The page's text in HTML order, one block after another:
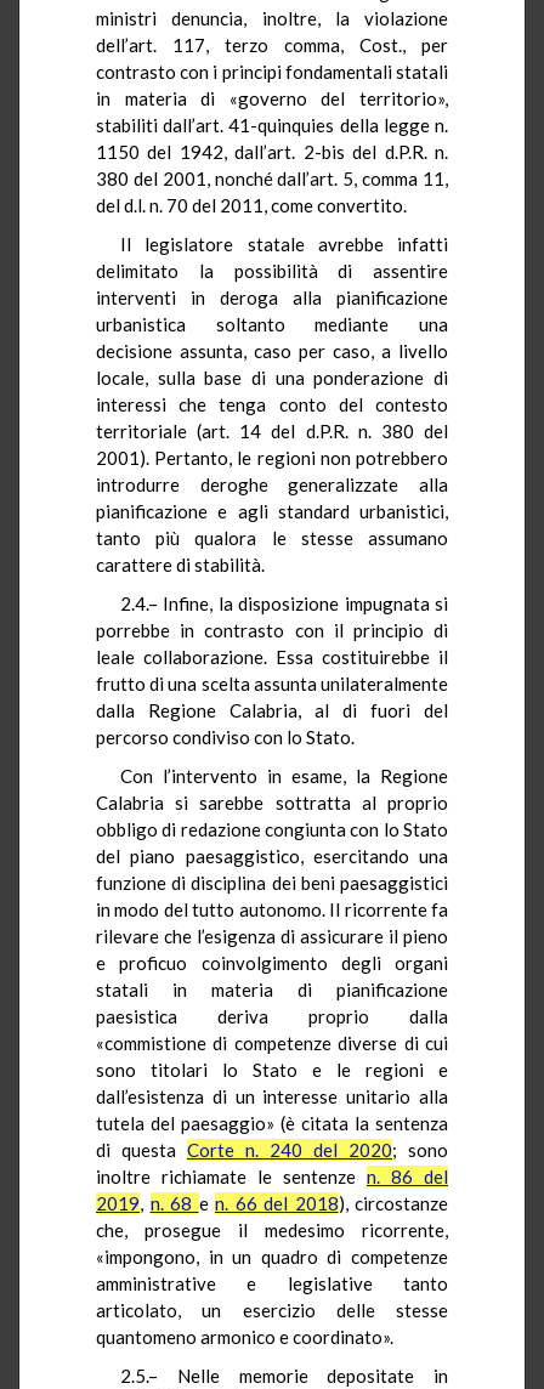
ministri denuncia, inoltre, la violazione
dell’art. 117, terzo comma, Cost., per
contrasto con i principi fondamentali statali
in materia di «governo del territorio»,
stabiliti dall’art. 41-quinquies della legge n.
1150 del 1942, dall’art. 2-bis del d.P.R. n.
380 del 2001, nonché dall’art. 5, comma 11,
del d.l. n. 70 del 2011, come convertito.
Il legislatore statale avrebbe infatti
delimitato la possibilità di assentire
interventi in deroga alla pianificazione
urbanistica soltanto mediante una
decisione assunta, caso per caso, a livello
locale, sulla base di una ponderazione di
interessi che tenga conto del contesto
territoriale (art. 14 del d.P.R. n. 380 del
2001). Pertanto, le regioni non potrebbero
introdurre deroghe generalizzate alla
pianificazione e agli standard urbanistici,
tanto più qualora le stesse assumano
carattere di stabilità.
2.4.– Infine, la disposizione impugnata si
porrebbe in contrasto con il principio di
leale collaborazione. Essa costituirebbe il
frutto di una scelta assunta unilateralmente
dalla Regione Calabria, al di fuori del
percorso condiviso con lo Stato.
Con l’intervento in esame, la Regione
Calabria si sarebbe sottratta al proprio
obbligo di redazione congiunta con lo Stato
del piano paesaggistico, esercitando una
funzione di disciplina dei beni paesaggistici
in modo del tutto autonomo. Il ricorrente fa
rilevare che l’esigenza di assicurare il pieno
e proficuo coinvolgimento degli organi
statali in materia di pianificazione
paesistica deriva proprio dalla
«commistione di competenze diverse di cui
sono titolari lo Stato e le regioni e
dall’esistenza di un interesse unitario alla
tutela del paesaggio» (è citata la sentenza
di questa Corte n. 240 del 2020; sono
inoltre richiamate le sentenze n. 86 del
2019, n. 68 e n. 66 del 2018), circostanze
che, prosegue il medesimo ricorrente,
«impongono, in un quadro di competenze
amministrative e legislative tanto
articolato, un esercizio delle stesse
quantomeno armonico e coordinato».
2.5.– Nelle memorie depositate in